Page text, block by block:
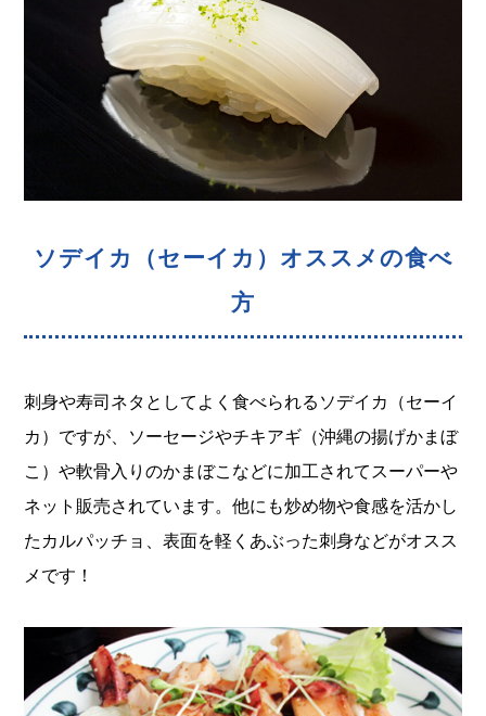
ソデイカ（セーイカ）オススメの食べ
方
刺身や寿司ネタとしてよく食べられるソデイカ（セーイ
カ）ですが、ソーセージやチキアギ（沖縄の揚げかまぼ
こ）や軟骨入りのかまぼこなどに加工されてスーパーや
ネット販売されています。他にも炒め物や食感を活かし
たカルパッチョ、表面を軽くあぶった刺身などがオスス
メです！